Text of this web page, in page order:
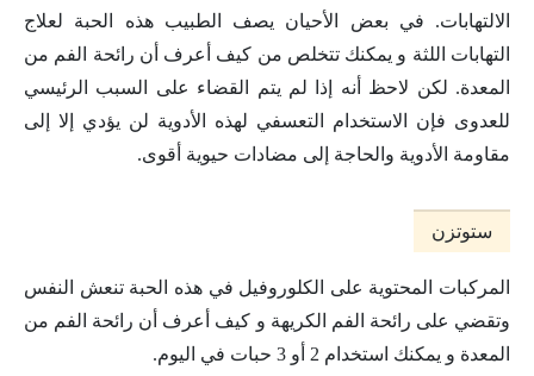
الالتهابات. في بعض الأحيان يصف الطبيب هذه الحبة لعلاج
التهابات اللثة و يمكنك تتخلص من كيف أعرف أن رائحة الفم من
المعدة. لكن لاحظ أنه إذا لم يتم القضاء على السبب الرئيسي
للعدوى فإن الاستخدام التعسفي لهذه الأدوية لن يؤدي إلا إلى
مقاومة الأدوية والحاجة إلى مضادات حيوية أقوى.
ستوتزن
المركبات المحتوية على الكلوروفيل في هذه الحبة تنعش النفس
وتقضي على رائحة الفم الكريهة و كيف أعرف أن رائحة الفم من
المعدة و يمكنك استخدام 2 أو 3 حبات في اليوم.